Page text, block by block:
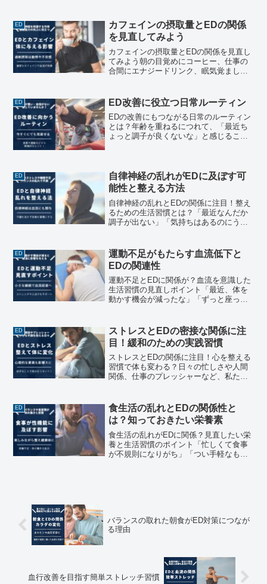
ED
カフェインの摂取量とEDの関係
を見直してみよう
カフェインの摂取量とEDの関係を見直し
てみよう朝の目覚めにコーヒー、仕事の
合間にエナジードリンク、眠気覚ましに
を覚まし、集中力を高めるイメージのあ
るカフェインは、多くの...
ED ED改善に役立つ日常ルーティン
EDの改善にもつながる日常のルーティン
とは？年齢を重ねるにつれて、「最近ち
ょっと調子が良くないな」と感じること
は少なくありません。...
ED
自律神経の乱れがEDに及ぼす可
能性と整える方法
自律神経の乱れとEDの関係に注目！整え
るための生活習慣とは？「最近なんだか
調子が出ない」「気持ちはあるのにうま
と思っていたその不調、実は“自律神経の
乱れ”が関係してい...
ED
運動不足がもたらす血流低下と
EDの関連性
運動不足とEDに関係が？血流を意識した
生活習慣の見直しポイント「最近、体を
動かす機会が減ったな」「ずっと座って
ークやデスクワークが増えた現代では、
意識しないと運動量が...
ED
ストレスとEDの密接な関係に注
目！緩和のための実践習慣
ストレスとEDの関係に注目！心を整える
習慣で体も変わる？日々の忙しさや人間
関係、仕事のプレッシャーなど、私たち
晴れない」「集中力が続かない」──そん
な小さな不調を抱えた...
ED
食生活の乱れとEDの関係性と
は？知っておきたい栄養素
食生活の乱れがEDに関係？見直したい栄
養と生活習慣のポイント「忙しくて食事
が不規則になりがち」「つい手軽なもの
バランスの取れた朝食がED対策につなが
る理由
血行改善を目指す簡単ストレッチ習慣